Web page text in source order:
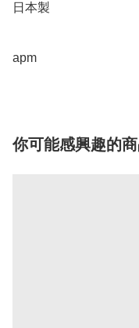
日本製
apm
你可能感興趣的